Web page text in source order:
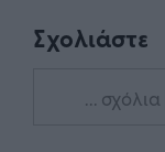
Σχολιάστε
... σχόλια